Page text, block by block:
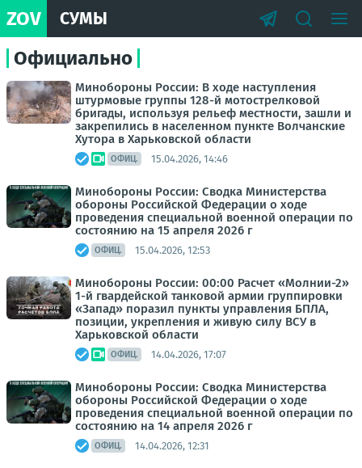
ZOV СУМЫ
Официально
Минобороны России: В ходе наступления
штурмовые группы 128-й мотострелковой
бригады, используя рельеф местности, зашли и
закрепились в населенном пункте Волчанские
Хутора в Харьковской области
ОФИЦ. 15.04.2026, 14:46
Минобороны России: Сводка Министерства
обороны Российской Федерации о ходе
проведения специальной военной операции по
состоянию на 15 апреля 2026 г
ОФИЦ. 15.04.2026, 12:53
Минобороны России: 00:00 Расчет «Молнии-2»
1-й гвардейской танковой армии группировки
«Запад» поразил пункты управления БПЛА,
позиции, укрепления и живую силу ВСУ в
Харьковской области
ОФИЦ. 14.04.2026, 17:07
Минобороны России: Сводка Министерства
обороны Российской Федерации о ходе
проведения специальной военной операции по
состоянию на 14 апреля 2026 г
ОФИЦ. 14.04.2026, 12:31